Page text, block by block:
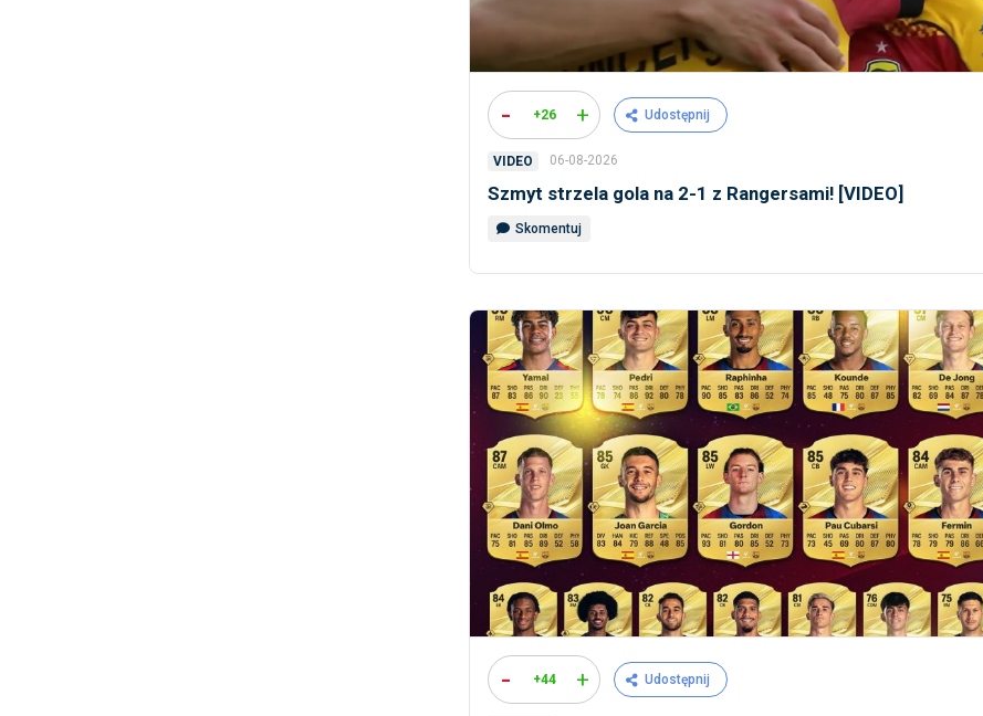
- +26 + Udostępnij
VIDEO 06-08-2026
Szmyt strzela gola na 2-1 z Rangersami! [VIDEO]
Skomentuj
- +44 + Udostępnij